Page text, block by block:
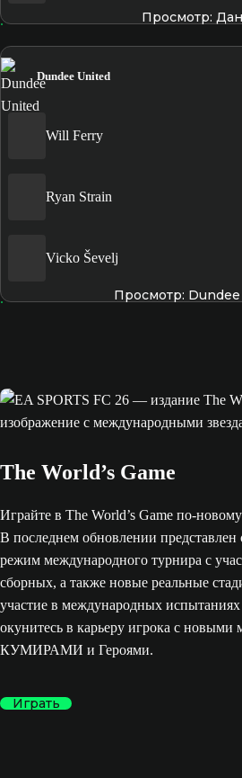
Просмотр:
Dundee United
Will Ferry
Ryan Strain
Vicko Ševelj
Просмотр:
The World’s Game
Играйте в The World’s Game по-
В последнем обновлении
режим международного турнира с
сборных, а также новые реальные
участие в международных
окунитесь в карьеру игрока с
КУМИРАМИ и Героями.
Играть